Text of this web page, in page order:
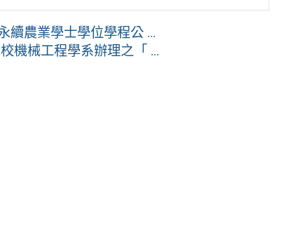
續農業學士學位學程公 ...
機械工程學系辦理之「 ...